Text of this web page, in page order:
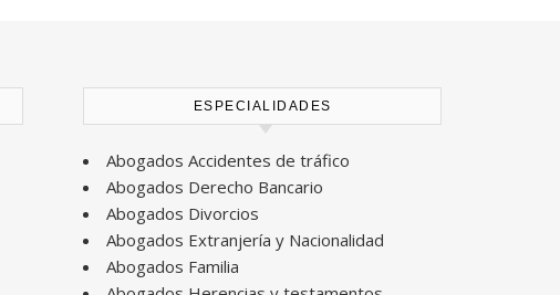
ESPECIALIDADES
Abogados Accidentes de tráfico
Abogados Derecho Bancario
Abogados Divorcios
Abogados Extranjería y Nacionalidad
Abogados Familia